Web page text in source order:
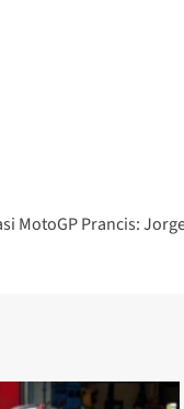
MotoGP Prancis: